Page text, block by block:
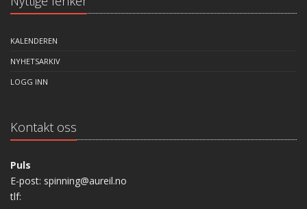
KALENDEREN
NYHETSARKIV
LOGG INN
Kontakt oss
Puls
E-post: spinning@aureil.no
tlf: